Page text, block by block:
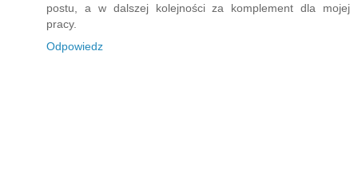
postu, a w dalszej kolejności za komplement dla mojej
pracy.
Odpowiedz